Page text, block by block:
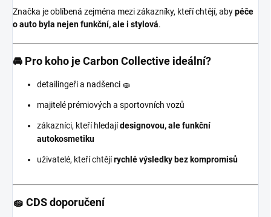
Značka je oblíbená zejména mezi zákazníky, kteří chtějí, abypéče
o auto byla nejen funkční, ale i stylová.
🚘 Pro koho je Carbon Collective ideální?
detailingeři a nadšenci 🧽
majitelé prémiových a sportovních vozů
zákazníci, kteří hledajídesignovou, ale funkční
autokosmetiku
uživatelé, kteří chtějírychlé výsledky bez kompromisů
🧽 CDS doporučení